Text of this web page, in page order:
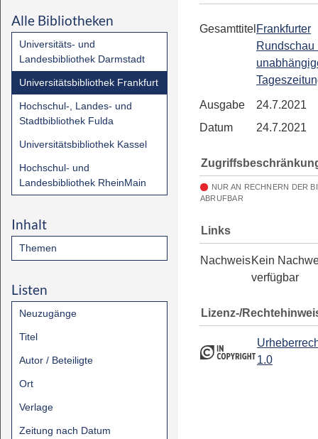
Alle Bibliotheken
Universitäts- und
Landesbibliothek Darmstadt
Universitätsbibliothek Frankfurt
Hochschul-, Landes- und
Stadtbibliothek Fulda
Universitätsbibliothek Kassel
Hochschul- und
Landesbibliothek RheinMain
Inhalt
Themen
Listen
Neuzugänge
Titel
Autor / Beteiligte
Ort
Verlage
Zeitung nach Datum
Gesamttitel Frankfurter
Rundschau
Ausgabe
24.7.2021
Datum
24.7.2021
NUR AN RECHNERN DER
ABRUFBAR
Links
NachweisKein
verfügbar
Lizenz-/
1.0